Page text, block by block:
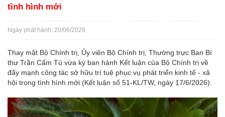
tình hình mới
Ngày phát hành: 20/06/2026
Thay mặt Bộ Chính trị, Ủy viên Bộ Chính trị, Thường trực Ban Bí
thư Trần Cẩm Tú vừa ký ban hành Kết luận của Bộ Chính trị về
đẩy mạnh công tác sở hữu trí tuệ phục vụ phát triển kinh tế - xã
hội trong tình hình mới (Kết luận số 51-KL/TW, ngày 17/6/2026).